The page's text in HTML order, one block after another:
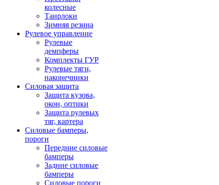
колесные
Таирлоки
Зимняя резина
Рулевое управление
Рулевые
демпферы
Комплекты ГУР
Рулевые тяги,
наконечники
Силовая защита
Защита кузова,
окон, оптики
Защита рулевых
тяг, картера
Силовые бамперы,
пороги
Передние силовые
бамперы
Задние силовые
бамперы
Силовые пороги